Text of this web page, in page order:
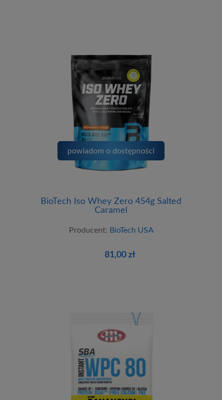
BioTech Iso Whey Zero 454g Salted
Caramel
Producent: BioTech USA
81,00 zł
powiadom o dostępności